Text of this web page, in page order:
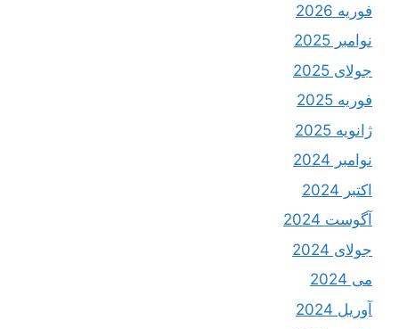
فوریه 2026
نوامبر 2025
جولای 2025
فوریه 2025
ژانویه 2025
نوامبر 2024
اکتبر 2024
آگوست 2024
جولای 2024
می 2024
آوریل 2024